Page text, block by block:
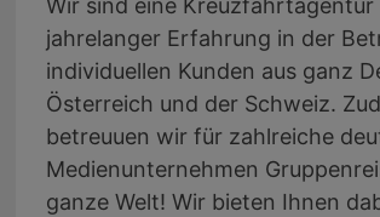
Wir sind eine Kreuzfahrtagentur
jahrelanger Erfahrung in der
individuellen Kunden aus ganz
Österreich und der Schweiz.
betreuuen wir für zahlreiche
Medienunternehmen
ganze Welt! Wir bieten Ihnen